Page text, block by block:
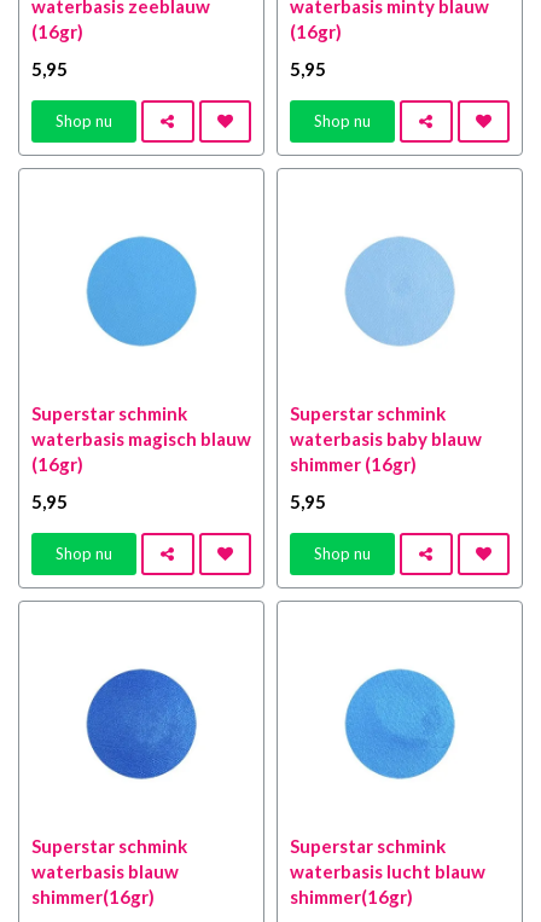
waterbasis zeeblauw
(16gr)
5,95
Shop nu
waterbasis minty blauw
(16gr)
5,95
Shop nu
Superstar schmink
waterbasis magisch blauw
(16gr)
5,95
Shop nu
Superstar schmink
waterbasis baby blauw
shimmer (16gr)
5,95
Shop nu
Superstar schmink
waterbasis blauw
shimmer(16gr)
Superstar schmink
waterbasis lucht blauw
shimmer(16gr)